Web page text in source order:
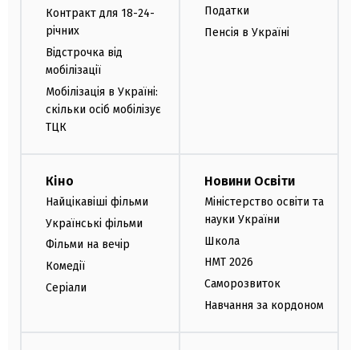
Контракт для 18-24-
річних
Відстрочка від
мобілізації
Мобілізація в Україні:
скільки осіб мобілізує
ТЦК
Податки
Пенсія в Україні
Кіно
Найцікавіші фільми
Українські фільми
Фільми на вечір
Комедії
Серіали
Новини Освіти
Міністерство освіти та
науки України
Школа
НМТ 2026
Саморозвиток
Навчання за кордоном